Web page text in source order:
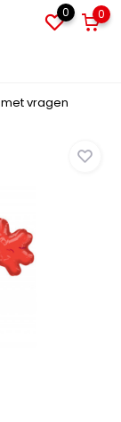
0 0
vragen